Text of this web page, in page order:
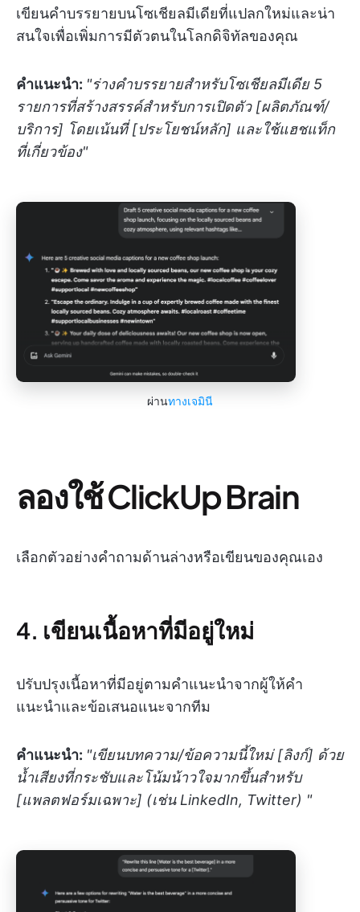
เขียนคำบรรยายบนโซเชียลมีเดียที่แปลกใหม่และน่า
สนใจเพื่อเพิ่มการมีตัวตนในโลกดิจิทัลของคุณ
คำแนะนำ: "ร่างคำบรรยายสำหรับโซเชียลมีเดีย 5
รายการที่สร้างสรรค์สำหรับการเปิดตัว [ผลิตภัณฑ์/
บริการ] โดยเน้นที่ [ประโยชน์หลัก] และใช้แฮชแท็ก
ที่เกี่ยวข้อง"
ผ่านทางเจมินี
ลองใช้ ClickUp Brain
เลือกตัวอย่างคำถามด้านล่างหรือเขียนของคุณเอง
4. เขียนเนื้อหาที่มีอยู่ใหม่
ปรับปรุงเนื้อหาที่มีอยู่ตามคำแนะนำจากผู้ให้คำ
แนะนำและข้อเสนอแนะจากทีม
คำแนะนำ: "เขียนบทความ/ข้อความนี้ใหม่ [ลิงก์] ด้วย
น้ำเสียงที่กระชับและโน้มน้าวใจมากขึ้นสำหรับ
[แพลตฟอร์มเฉพาะ] (เช่น LinkedIn, Twitter) "